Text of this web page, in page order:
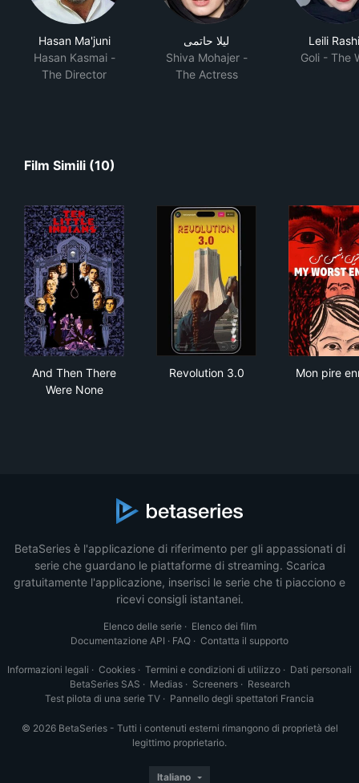
Hasan Ma'juni
Hasan Kasmai -
The Director
لیلا حاتمی
Shiva Mohajer -
The Actress
Leili
Goli - The
Film Simili (10)
And Then There
Were None
Revolution 3.0 Mon pire
BetaSeries è l'applicazione di riferimento per gli appassionati di
serie che guardano le piattaforme di streaming. Scarica
gratuitamente l'applicazione, inserisci le serie che ti piacciono e
ricevi consigli istantanei.
Elenco delle serie· Elenco dei film
Documentazione API · FAQ · Contatta il supporto
Informazioni legali · Cookies · Termini e condizioni di utilizzo · Dati personali
BetaSeries SAS · Medias· Screeners· Research
Test pilota di una serie TV · Pannello degli spettatori Francia
© 2026 BetaSeries - Tutti i contenuti esterni rimangono di proprietà del
legittimo proprietario.
Italiano